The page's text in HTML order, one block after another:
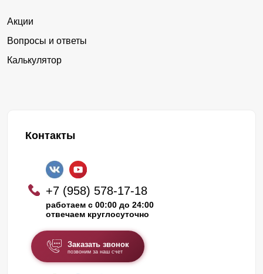
Акции
Вопросы и ответы
Калькулятор
Контакты
+7 (958) 578-17-18
работаем с 00:00 до 24:00
отвечаем круглосуточно
Заказать звонок
позвоним за наш счет